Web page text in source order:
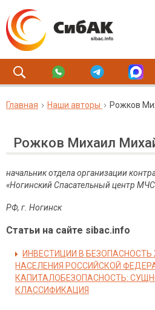
Главная Наши авторы Рожков
Рожков Михаил
начальник отдела организации
«Ногинский Спасательный центр
РФ, г. Ногинск
Статьи на сайте sibac.info
ИНВЕСТИЦИИ В
НАСЕЛЕНИЯ РОССИЙСКОЙ
КАПИТАЛОБЕЗОПАСНОСТЬ:
КЛАССИФИКАЦИЯ